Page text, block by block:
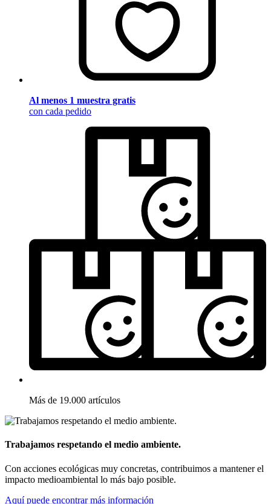
Al menos 1 muestra gratis
con cada pedido
Más de 19.000 artículos
Trabajamos respetando el medio ambiente.
Con acciones ecológicas muy concretas, contribuimos a mantener el
impacto medioambiental lo más bajo posible.
Aquí puede encontrar más información